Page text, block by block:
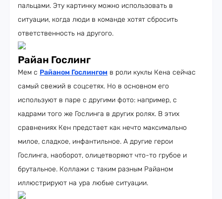
пальцами. Эту картинку можно использовать в
ситуации, когда люди в команде хотят сбросить
ответственность на другого.
Райан Гослинг
Мем с Райаном Гослингом в роли куклы Кена сейчас
самый свежий в соцсетях. Но в основном его
используют в паре с другими фото: например, с
кадрами того же Гослинга в других ролях. В этих
сравнениях Кен предстает как нечто максимально
милое, сладкое, инфантильное. А другие герои
Гослинга, наоборот, олицетворяют что-то грубое и
брутальное. Коллажи с таким разным Райаном
иллюстрируют на ура любые ситуации.